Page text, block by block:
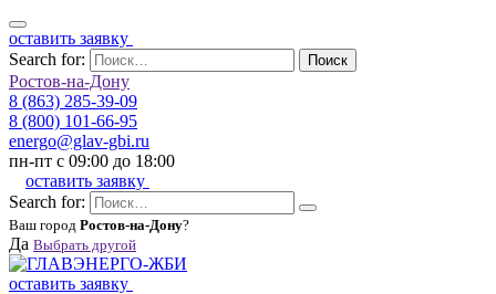
оставить заявку
Search for:
Поиск
Ростов-на-Дону
8 (863) 285-39-09
8 (800) 101-66-95
energo@glav-gbi.ru
пн-пт с 09:00 до 18:00
оставить заявку
Search for:
Ваш город Ростов-на-Дону?
Да Выбрать другой
оставить заявку